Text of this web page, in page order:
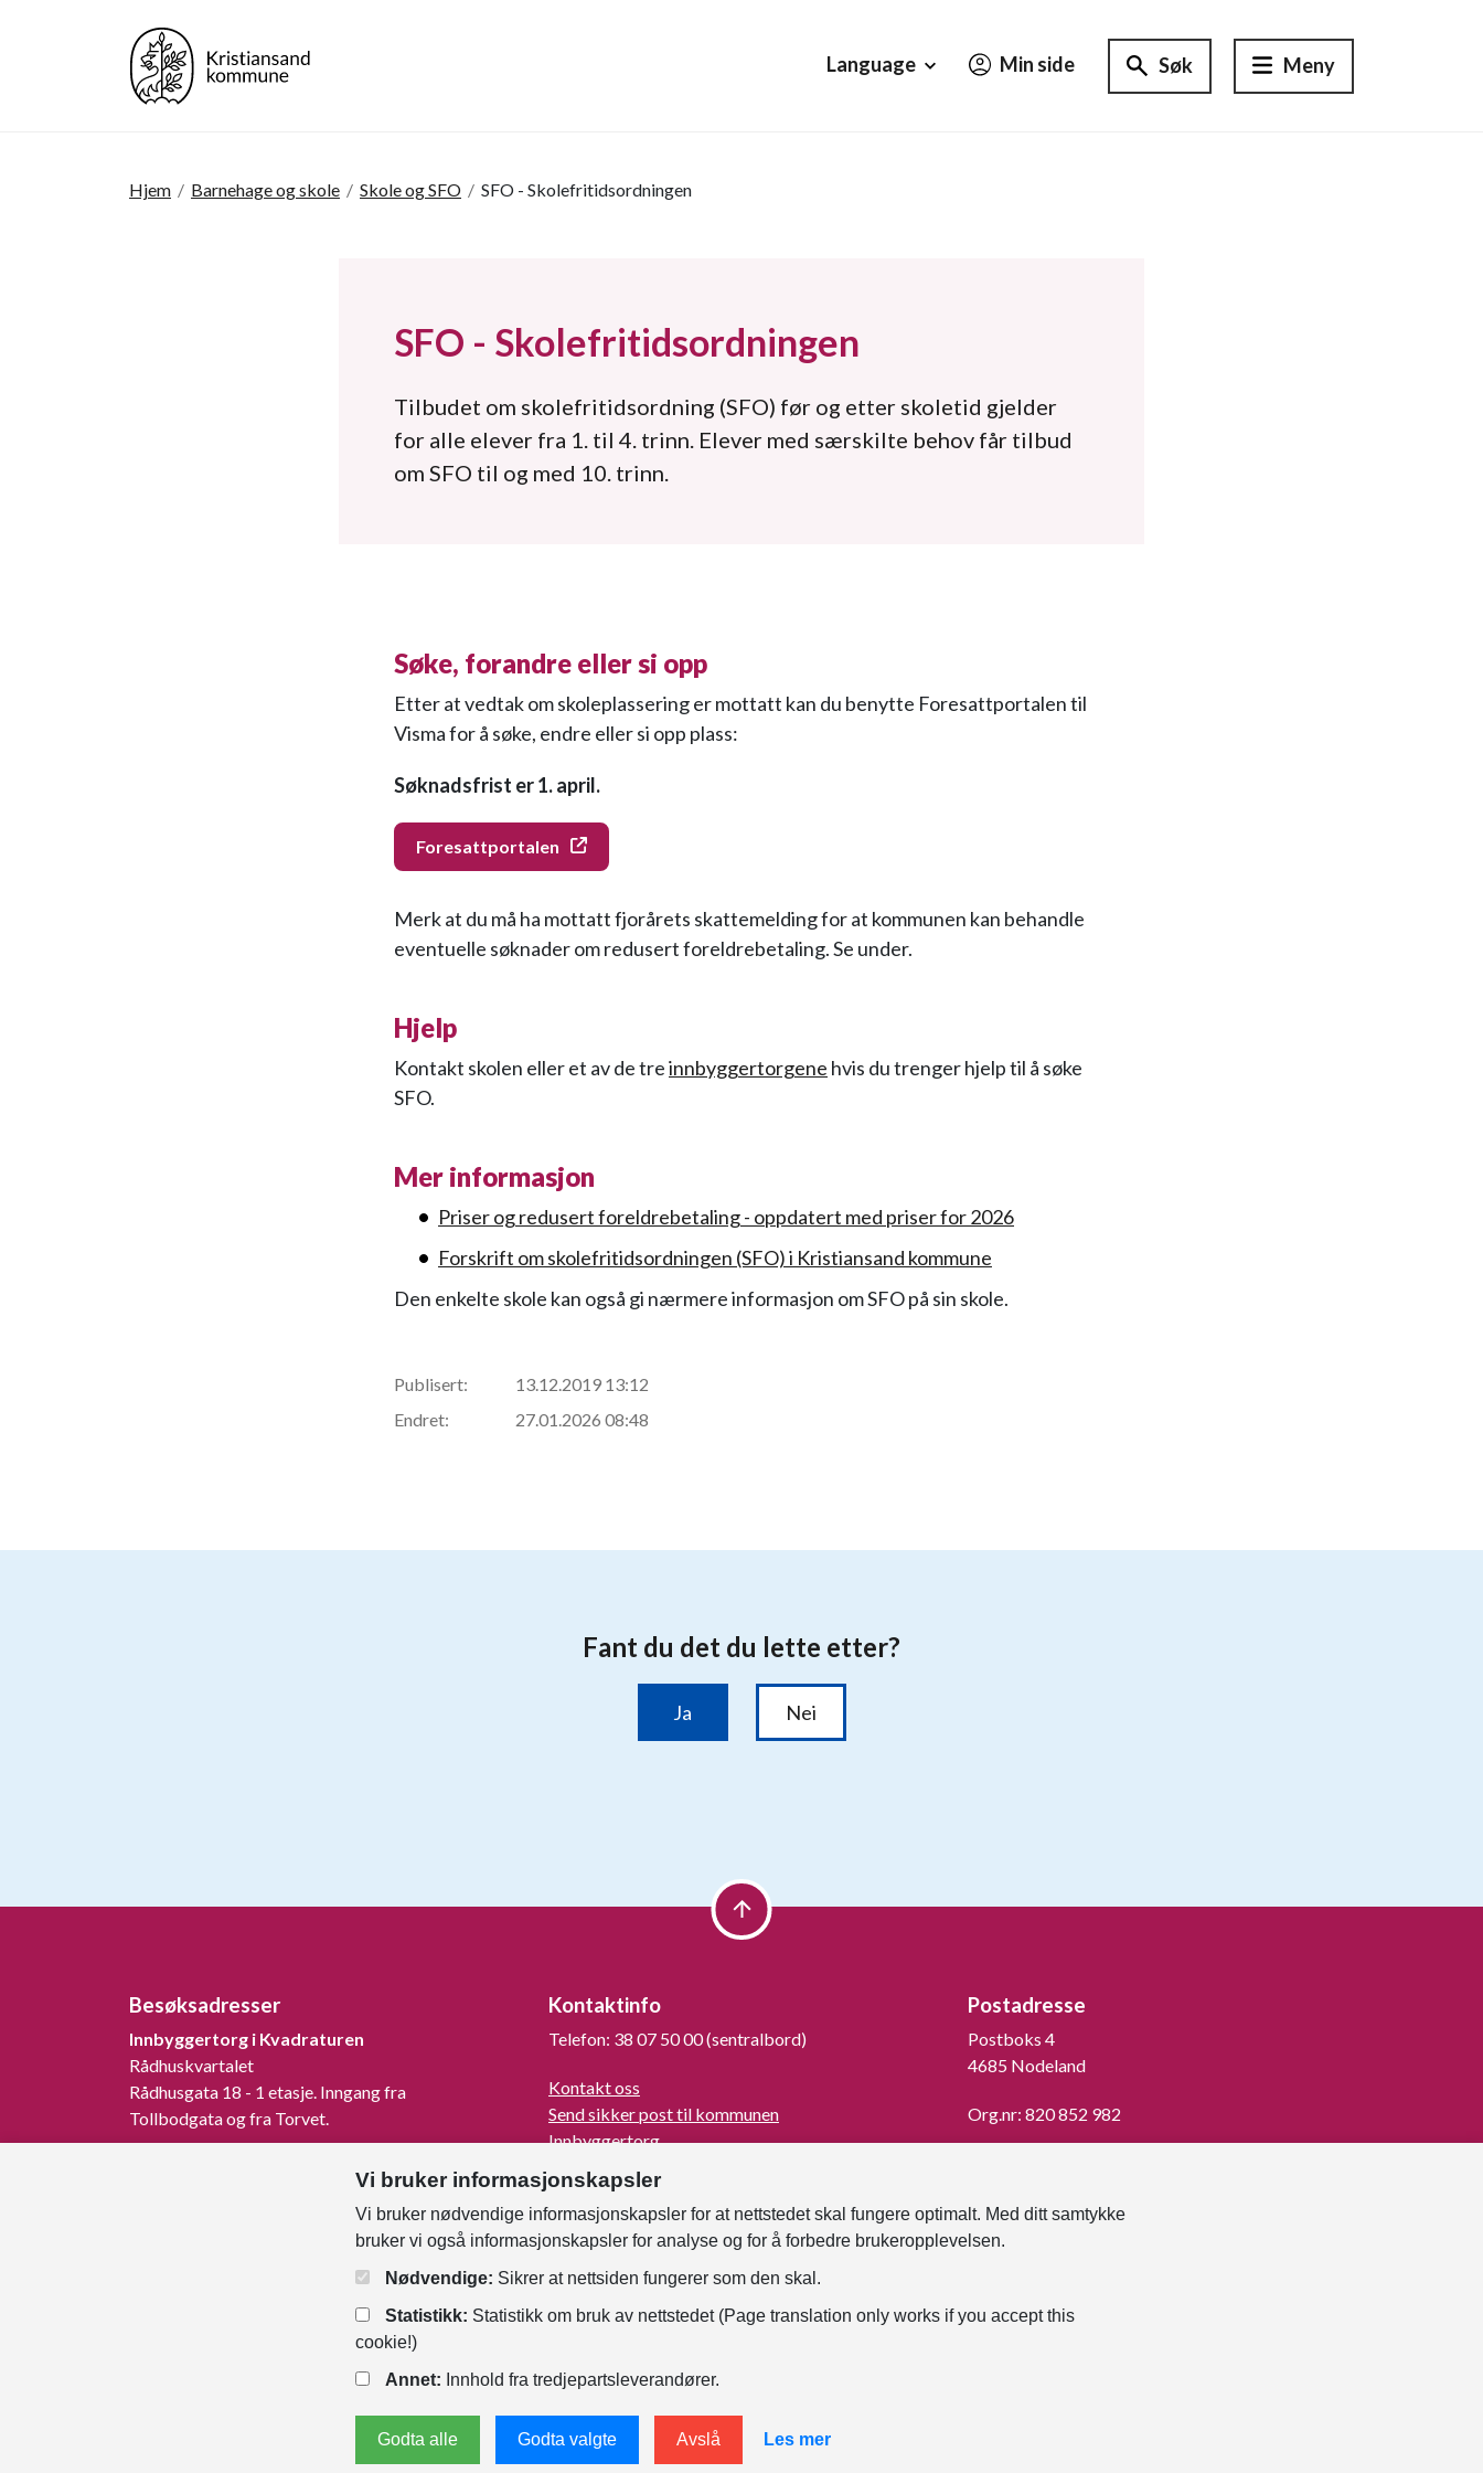
Language
Min side Søk Meny
Hjem / Barnehage og skole / Skole og SFO / SFO - Skolefritidsordningen
SFO - Skolefritidsordningen
Tilbudet om skolefritidsordning (SFO) før og etter skoletid gjelder
for alle elever fra 1. til 4. trinn. Elever med særskilte behov får tilbud
om SFO til og med 10. trinn.
Søke, forandre eller si opp
Etter at vedtak om skoleplassering er mottatt kan du benytte Foresattportalen til
Visma for å søke, endre eller si opp plass:
Søknadsfrist er 1. april.
Foresattportalen
Merk at du må ha mottatt fjorårets skattemelding for at kommunen kan behandle
eventuelle søknader om redusert foreldrebetaling. Se under.
Hjelp
Kontakt skolen eller et av de treinnbyggertorgene hvis du trenger hjelp til å søke
SFO.
Mer informasjon
Priser og redusert foreldrebetaling - oppdatert med priser for 2026
Forskrift om skolefritidsordningen (SFO) i Kristiansand kommune
Den enkelte skole kan også gi nærmere informasjon om SFO på sin skole.
Publisert:
13.12.2019 13:12
Endret:
27.01.2026 08:48
Besøksadresser
Innbyggertorg i Kvadraturen
Rådhuskvartalet
Rådhusgata 18 - 1 etasje. Inngang fra
Tollbodgata og fra Torvet.
Songdalsvegen 53, 4645 Nodeland.
Kontaktinfo
Telefon: 38 07 50 00 (sentralbord)
Kontakt oss
Send sikker post til kommunen
Innbyggertorg
Turistinformasjon
For mediene
Kunngjøringer og høringer
Om Kristiansand
Faktura til kommunen
Postadresse
Postboks 4
4685 Nodeland
Org.nr: 820 852 982
Personvernerklæring Endre informasjonskapsler
Vi bruker informasjonskapsler
Vi bruker nødvendige informasjonskapsler for at nettstedet skal fungere optimalt. Med ditt samtykke
bruker vi også informasjonskapsler for analyse og for å forbedre brukeropplevelsen.
Nødvendige: Sikrer at nettsiden fungerer som den skal.
Statistikk: Statistikk om bruk av nettstedet (Page translation only works if you accept this
cookie!)
Annet: Innhold fra tredjepartsleverandører.
Godta alle Godta valgte Avslå Les mer